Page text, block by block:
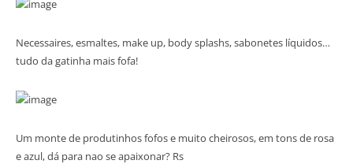
Necessaires, esma ltes, make up, body splashs, sabonetes líquidos…
tudo da gatinha mais fofa!
Um monte de produtinhos fo fos e muito cheirosos, em tons de rosa
e azul, dá para nao se apaixonar? Rs